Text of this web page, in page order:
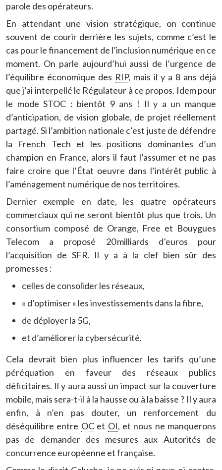
parole des opérateurs.
En attendant une vision stratégique, on continue
souvent de courir derrière les sujets, comme c’est le
cas pour le financement de l’inclusion numérique en ce
moment. On parle aujourd’hui aussi de l’urgence de
l’équilibre économique des RIP, mais il y a 8 ans déjà
que j’ai interpellé le Régulateur à ce propos. Idem pour
le mode STOC : bientôt 9 ans ! Il y a un manque
d’anticipation, de vision globale, de projet réellement
partagé. Si l’ambition nationale c’est juste de défendre
la French Tech et les positions dominantes d’un
champion en France, alors il faut l’assumer et ne pas
faire croire que l’État oeuvre dans l’intérêt public à
l’aménagement numérique de nos territoires.
Dernier exemple en date, les quatre opérateurs
commerciaux qui ne seront bientôt plus que trois. Un
consortium composé de Orange, Free et Bouygues
Telecom a proposé 20 milliards d’euros pour
l’acquisition de SFR. Il y a à la clef bien sûr des
promesses :
celles de consolider les réseaux,
« d’optimiser » les investissements dans la fibre,
de déployer la 5G,
et d’améliorer la cybersécurité.
Cela devrait bien plus influencer les tarifs qu’une
péréquation en faveur des réseaux publics
déficitaires. Il y aura aussi un impact sur la couverture
mobile, mais sera-t-il à la hausse ou à la baisse ? Il y aura
enfin, à n’en pas douter, un renforcement du
déséquilibre entre OCet OI, et nous ne manquerons
pas de demander des mesures aux Autorités de
concurrence européenne et française.